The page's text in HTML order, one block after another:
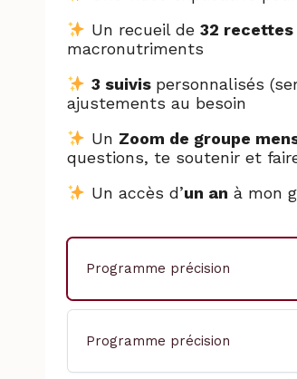
Un recueil de 32 recettes
macronutriments
3 suivis personnalisés
ajustements au besoin
Un Zoom de groupe
questions, te soutenir et
Un accès d’un an à mon
Programme précision
Programme précision